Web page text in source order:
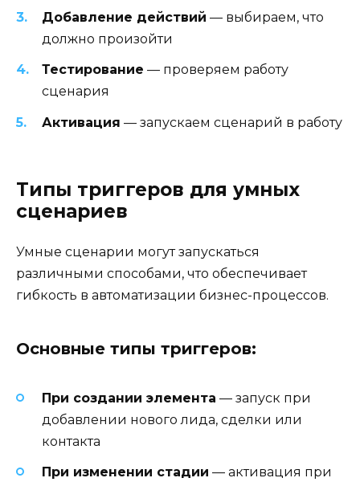
Добавление действий — выбираем, что
должно произойти
Тестирование — проверяем работу
сценария
Активация — запускаем сценарий в работу
Типы триггеров для умных
сценариев
Умные сценарии могут запускаться
различными способами, что обеспечивает
гибкость в автоматизации бизнес-процессов.
Основные типы триггеров:
При создании элемента — запуск при
добавлении нового лида, сделки или
контакта
При изменении стадии — активация при